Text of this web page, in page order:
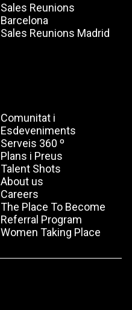
Sales Reunions
Barcelona
Sales Reunions Madrid
Comunitat i
Esdeveniments
Serveis 360 º
Plans i Preus
Talent Shots
About us
Careers
The Place To Become
Referral Program
Women Taking Place